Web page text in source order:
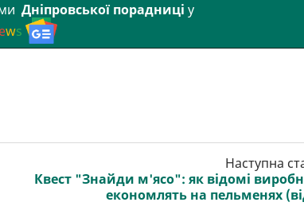
Дніпровської порадниці у
ews
Наступна
Квест "Знайди м'ясо": як відомі
економлять на пельменях